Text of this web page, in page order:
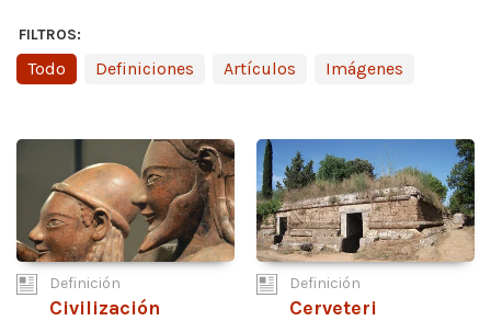
FILTROS:
Todo Definiciones Artículos Imágenes
Definición
Civilización
Definición
Cerveteri